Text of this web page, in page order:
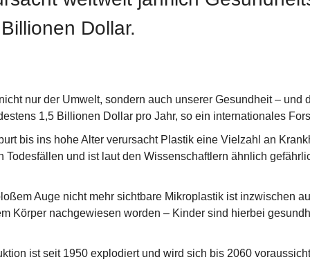
Dollar.
nur der Umwelt, sondern auch unserer Gesundheit – und
1,5 Billionen Dollar pro Jahr, so ein internationales
bis ins hohe Alter verursacht Plastik eine Vielzahl an
Todesfällen und ist laut den Wissenschaftlern ähnlich
Auge nicht mehr sichtbare Mikroplastik ist inzwischen
Körper nachgewiesen worden – Kinder sind hierbei
ist seit 1950 explodiert und wird sich bis 2060